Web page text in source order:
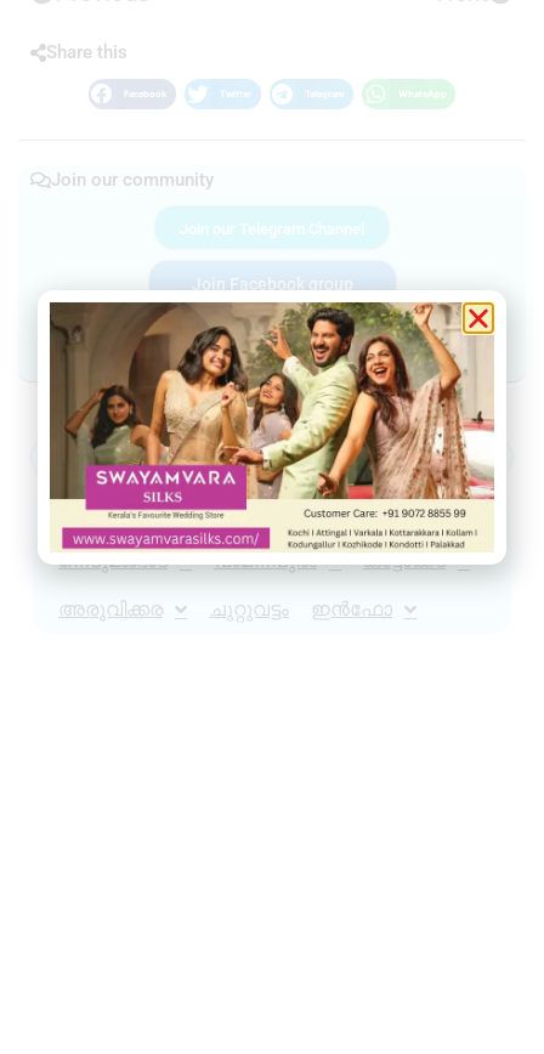
Share this
Facebook Twitter Telegram WhatsApp
Join our community
Join our Telegram Channel
Join Facebook group
Join WhatsApp Community
ആറ്റിങ്ങൽ വർക്കല ചിറയിൻകീഴ്
നെടുമങ്ങാട് വാമനപുരം കാട്ടാക്കട
അരുവിക്കര ചുറ്റുവട്ടം ഇൻഫോ